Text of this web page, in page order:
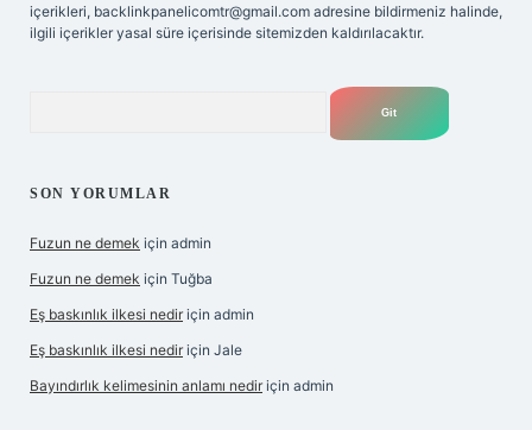
içerikleri, backlinkpanelicomtr@gmail.com adresine bildirmeniz halinde,
ilgili içerikler yasal süre içerisinde sitemizden kaldırılacaktır.
SON YORUMLAR
Fuzun ne demek için admin
Fuzun ne demek için Tuğba
Eş baskınlık ilkesi nedir için admin
Eş baskınlık ilkesi nedir için Jale
Bayındırlık kelimesinin anlamı nedir için admin